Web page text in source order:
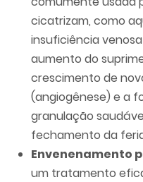
cicatrizam, como
insuficiência
aumento do
crescimento de
(angiogênese) e a
granulação
fechamento da
Envenenamento
um tratamento